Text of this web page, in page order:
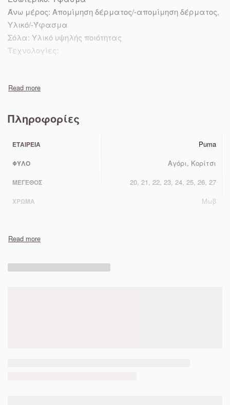
Άνω μέρος: Απομίμηση δέρματος/-απομίμηση δέρματος,
Υλικό/-Ύφασμα
Σόλα: Υλικό υψηλής ποιότητας
Τεχνολογίες:
Πληροφορίες
ΕΤΑΙΡΕΊΑ Puma
ΦΎΛΟ Αγόρι, Κορίτσι
ΜΈΓΕΘΟΣ 20, 21, 22, 23, 24, 25, 26, 27
ΧΡΏΜΑ Μωβ